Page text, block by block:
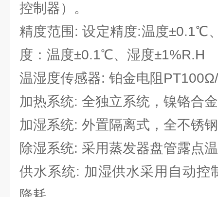
控制器）。
精度范围: 设定精度:温度±0.1℃
度：温度±0.1℃、湿度±1%R.H
温湿度传感器: 铂金电阻
加热系统: 全独立系统，镍铬合
加湿系统: 外置隔离式，全不锈
除湿系统: 采用蒸发器盘管露点
供水系统: 加湿供水采用自动控